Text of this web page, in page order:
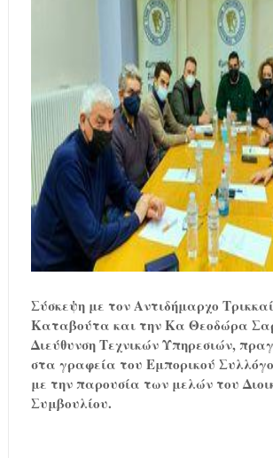
Σύσκεψη με τον Αντιδήμαρχο
Καταβούτα και την Κα Θεοδώρα
Διεύθυνση Τεχνικών Υπηρεσιών,
στα γραφεία του Εμπορικού
με την παρουσία των μελών του
Συμβουλίου.